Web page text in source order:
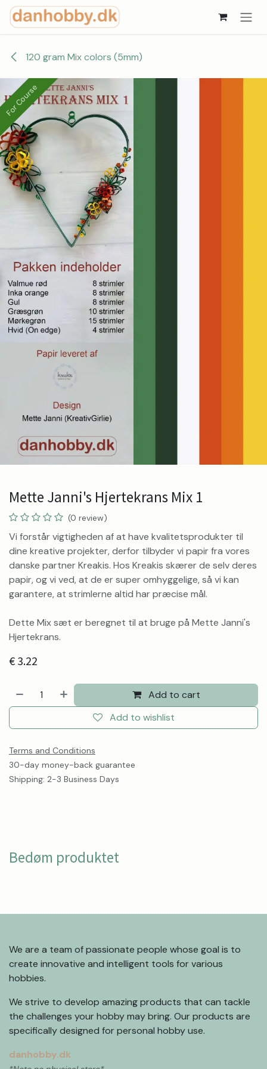
Skip to Content
120 gram Mix colors (5mm)
For Course
Mette Janni's Hjertekrans Mix 1
(0 review)
Vi forstår vigtigheden af at have kvalitetsprodukter til
dine kreative projekter, derfor tilbyder vi papir fra vores
danske partner Kreakis. Hos Kreakis skærer de selv deres
papir, og vi ved, at de er super omhyggelige, så vi kan
garantere, at strimlerne altid har præcise mål.
Dette Mix sæt er beregnet til at bruge på Mette Janni's
Hjertekrans.
€ 3.22
Add to cart
Add to wishlist
Terms and Conditions
30-day money-back guarantee
Shipping: 2-3 Business Days
Bedøm produktet
We are a team of passionate people whose goal is to
create innovative and intelligent tools for various
hobbies.
We strive to develop amazing products that can tackle
the challenges your hobby may bring. Our products are
specifically designed for personal hobby use.
danhobby.dk